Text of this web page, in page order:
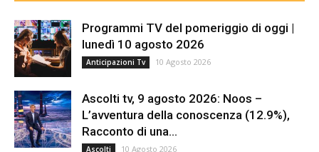
Programmi TV del pomeriggio di oggi |
lunedì 10 agosto 2026
Anticipazioni Tv 10 Agosto 2026
Ascolti tv, 9 agosto 2026: Noos –
L’avventura della conoscenza (12.9%),
Racconto di una...
Ascolti 10 Agosto 2026